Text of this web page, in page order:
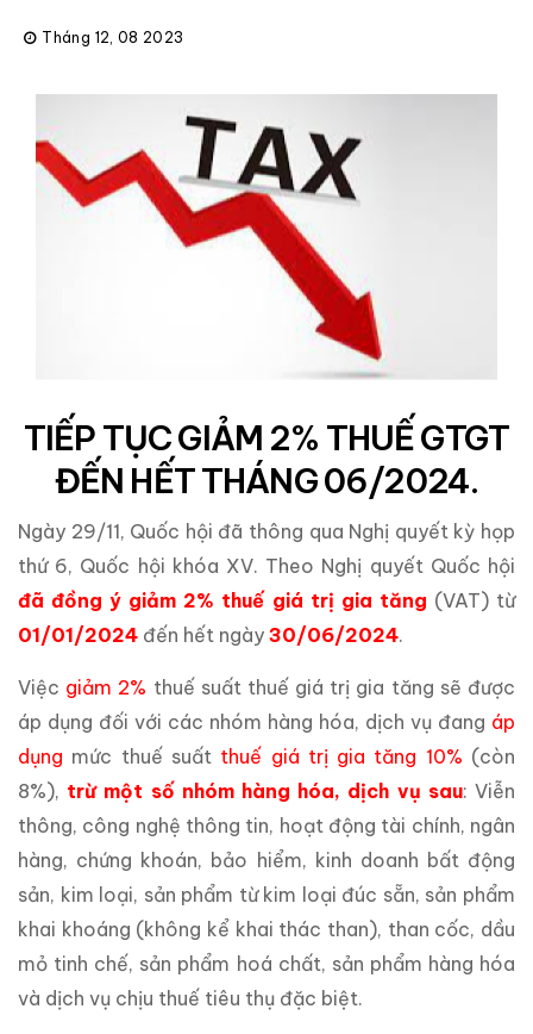
Tháng 12, 08 2023
TIẾP TỤC GIẢM 2% THUẾ GTGT
ĐẾN HẾT THÁNG 06/2024.
Ngày 29/11, Quốc hội đã thông qua Nghị quyết kỳ họp
thứ 6, Quốc hội khóa XV. Theo Nghị quyết Quốc hội
đã đồng ý giảm 2% thuế giá trị gia tăng (VAT) từ
01/01/2024 đến hết ngày 30/06/2024.
Việc giảm 2% thuế suất thuế giá trị gia tăng sẽ được
áp dụng đối với các nhóm hàng hóa, dịch vụ đang áp
dụng mức thuế suất thuế giá trị gia tăng 10% (còn
8%), trừ một số nhóm hàng hóa, dịch vụ sau: Viễn
thông, công nghệ thông tin, hoạt động tài chính, ngân
hàng, chứng khoán, bảo hiểm, kinh doanh bất động
sản, kim loại, sản phẩm từ kim loại đúc sẵn, sản phẩm
khai khoáng (không kể khai thác than), than cốc, dầu
mỏ tinh chế, sản phẩm hoá chất, sản phẩm hàng hóa
và dịch vụ chịu thuế tiêu thụ đặc biệt.